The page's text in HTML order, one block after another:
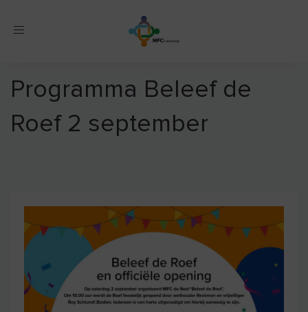
Toggle
Programma Beleef de
Roef 2 september